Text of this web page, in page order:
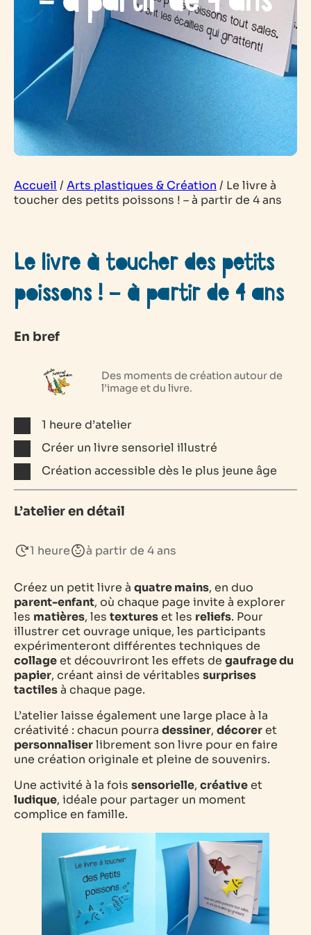
Accueil / Arts plastiques & Création / Le livre à
toucher des petits poissons ! – à partir de 4 ans
Le livre à toucher des petits
poissons ! – à partir de 4 ans
En bref
Des moments de création autour de
l’image et du livre.
1 heure d’atelier
Créer un livre sensoriel illustré
Création accessible dès le plus jeune âge
L’atelier en détail
1 heure à partir de 4 ans
Créez un petit livre à quatre mains, en duo
parent-enfant, où chaque page invite à explorer
les matières, les textureset les reliefs. Pour
illustrer cet ouvrage unique, les participants
expérimenteront différentes techniques de
collageet découvriront les effets de gaufrage du
papier, créant ainsi de véritables surprises
tactilesà chaque page.
L’atelier laisse également une large place à la
créativité : chacun pourra dessiner, décoreret
personnaliserlibrement son livre pour en faire
une création originale et pleine de souvenirs.
Une activité à la fois sensorielle, créativeet
ludique, idéale pour partager un moment
complice en famille.